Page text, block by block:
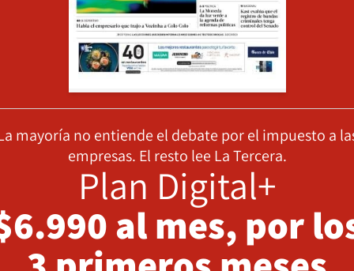
mayoría no entiende el debate por el impuesto a
empresas. El resto lee La Tercera.
Plan Digital+
al mes, por